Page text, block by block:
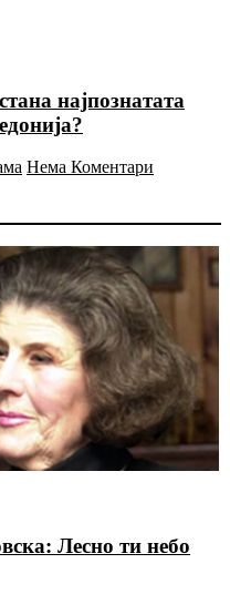
најпознатата
Нема Коментари
Лесно ти небо